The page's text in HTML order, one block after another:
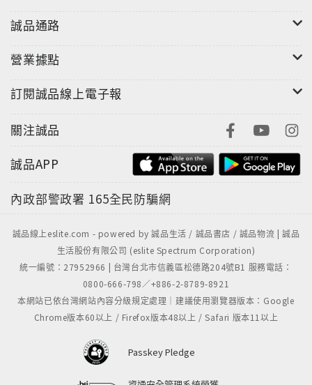
誠品通路
營業據點
訂閱誠品線上電子報
關注誠品
誠品APP
內政部警政署 165全民防騙網
誠品線上eslite.com - powered by 誠品生活 / 誠品書店 / 誠品物流 | 誠品
生活股份有限公司 (eslite Spectrum Corporation)
統一編號：27952966 | 台灣台北市信義區松德路204號B1 服務電話：
0800-666-798／+886-2-8789-8921
本網站已依台灣網站內容分級規定處理｜建議使用瀏覽器版本：Google
Chrome版本60以上 / Firefox版本48以上 / Safari 版本11以上
Passkey Pledge